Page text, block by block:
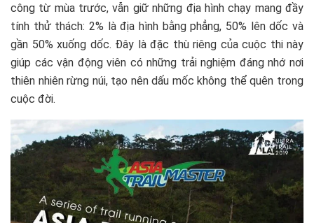
công từ mùa trước, vẫn giữ những địa hình chạy mang đầy
tính thử thách: 2% là địa hình bằng phẳng, 50% lên dốc và
gần 50% xuống dốc. Đây là đặc thù riêng của cuộc thi này
giúp các vận động viên có những trải nghiệm đáng nhớ nơi
thiên nhiên rừng núi, tạo nên dấu mốc không thể quên trong
cuộc đời.